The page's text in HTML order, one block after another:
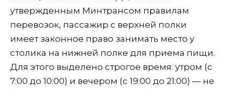
утвержденным Минтрансом правилам
перевозок, пассажир с верхней полки
имеет законное право занимать место у
столика на нижней полке для приема пищи.
Для этого выделено строгое время: утром (с
7:00 до 10:00) и вечером (с 19:00 до 21:00) — не